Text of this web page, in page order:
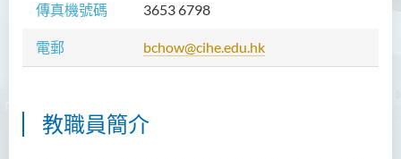
傳真機號碼 3653 6798
電郵 bchow@cihe.edu.hk
教職員簡介